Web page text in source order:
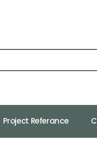
Project Referance